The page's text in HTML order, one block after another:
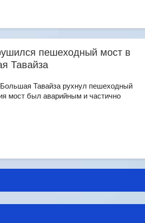
пешеходный мост в
Тавайза
Тавайза рухнул пешеходный
мост был аварийным и частично